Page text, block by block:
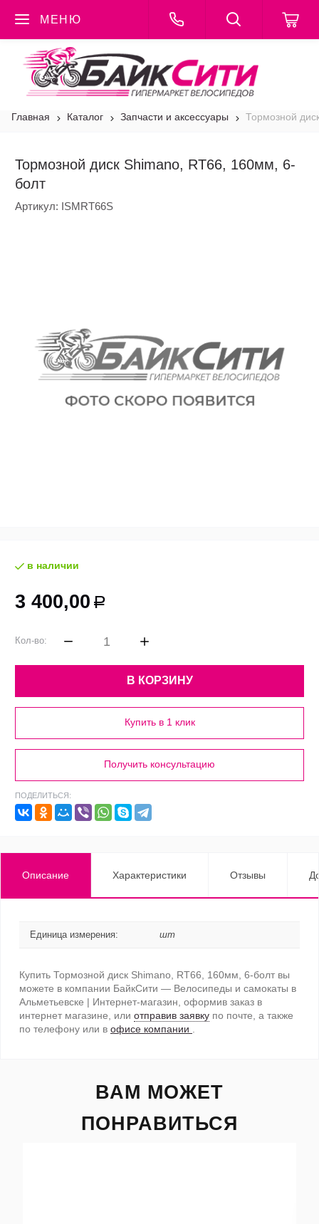
МЕНЮ
Главная Каталог Запчасти и аксессуары Тормозной
Тормозной диск Shimano, RT66, 160мм, 6-
болт
Артикул: ISMRT66S
в наличии
3 400,00 Р
Кол-во:
В КОРЗИНУ
Купить в 1 клик
Получить консультацию
ПОДЕЛИТЬСЯ:
Описание Характеристики Отзывы
Единица измерения: шт
Купить Тормозной диск Shimano, RT66, 160мм, 6-болт вы
можете в компании БайкСити — Велосипеды и самокаты в
Альметьевске | Интернет-магазин, оформив заказ в
интернет магазине, или отправив заявку по почте, а также
по телефону или в офисе компании
ВАМ МОЖЕТ
ПОНРАВИТЬСЯ